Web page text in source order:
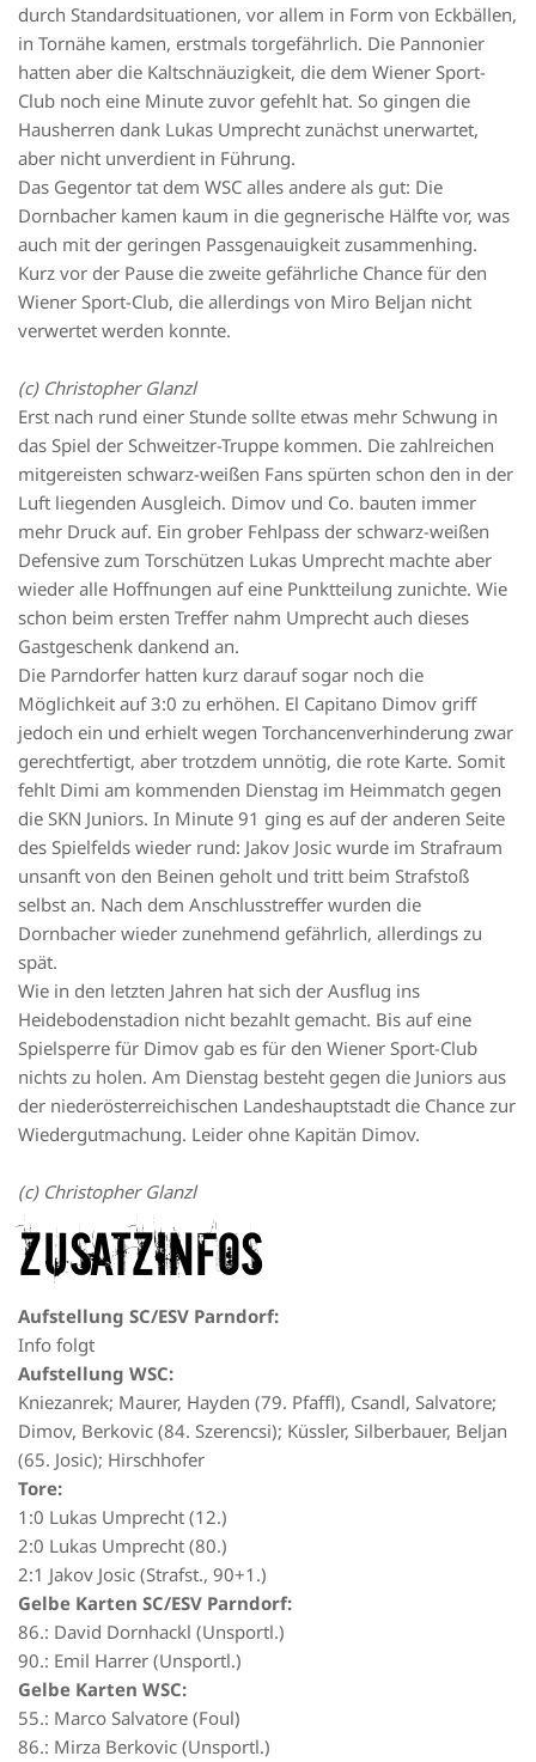
durch Standardsituationen, vor allem in Form von Eckbällen,
in Tornähe kamen, erstmals torgefährlich. Die Pannonier
hatten aber die Kaltschnäuzigkeit, die dem Wiener Sport-
Club noch eine Minute zuvor gefehlt hat. So gingen die
Hausherren dank Lukas Umprecht zunächst unerwartet,
aber nicht unverdient in Führung.
Das Gegentor tat dem WSC alles andere als gut: Die
Dornbacher kamen kaum in die gegnerische Hälfte vor, was
auch mit der geringen Passgenauigkeit zusammenhing.
Kurz vor der Pause die zweite gefährliche Chance für den
Wiener Sport-Club, die allerdings von Miro Beljan nicht
verwertet werden konnte.
(c) Christopher Glanzl
Erst nach rund einer Stunde sollte etwas mehr Schwung in
das Spiel der Schweitzer-Truppe kommen. Die zahlreichen
mitgereisten schwarz-weißen Fans spürten schon den in der
Luft liegenden Ausgleich. Dimov und Co. bauten immer
mehr Druck auf. Ein grober Fehlpass der schwarz-weißen
Defensive zum Torschützen Lukas Umprecht machte aber
wieder alle Hoffnungen auf eine Punktteilung zunichte. Wie
schon beim ersten Treffer nahm Umprecht auch dieses
Gastgeschenk dankend an.
Die Parndorfer hatten kurz darauf sogar noch die
Möglichkeit auf 3:0 zu erhöhen. El Capitano Dimov griff
jedoch ein und erhielt wegen Torchancenverhinderung zwar
gerechtfertigt, aber trotzdem unnötig, die rote Karte. Somit
fehlt Dimi am kommenden Dienstag im Heimmatch gegen
die SKN Juniors. In Minute 91 ging es auf der anderen Seite
des Spielfelds wieder rund: Jakov Josic wurde im Strafraum
unsanft von den Beinen geholt und tritt beim Strafstoß
selbst an. Nach dem Anschlusstreffer wurden die
Dornbacher wieder zunehmend gefährlich, allerdings zu
spät.
Wie in den letzten Jahren hat sich der Ausflug ins
Heidebodenstadion nicht bezahlt gemacht. Bis auf eine
Spielsperre für Dimov gab es für den Wiener Sport-Club
nichts zu holen. Am Dienstag besteht gegen die Juniors aus
der niederösterreichischen Landeshauptstadt die Chance zur
Wiedergutmachung. Leider ohne Kapitän Dimov.
(c) Christopher Glanzl
Zusatzinfos
Aufstellung SC/ESV Parndorf:
Info folgt
Aufstellung WSC:
Kniezanrek; Maurer, Hayden (79. Pfaffl), Csandl, Salvatore;
Dimov, Berkovic (84. Szerencsi); Küssler, Silberbauer, Beljan
(65. Josic); Hirschhofer
Tore:
1:0 Lukas Umprecht (12.)
2:0 Lukas Umprecht (80.)
2:1 Jakov Josic (Strafst., 90+1.)
Gelbe Karten SC/ESV Parndorf:
86.: David Dornhackl (Unsportl.)
90.: Emil Harrer (Unsportl.)
Gelbe Karten WSC:
55.: Marco Salvatore (Foul)
86.: Mirza Berkovic (Unsportl.)